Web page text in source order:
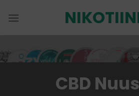
sisältöön
CBD